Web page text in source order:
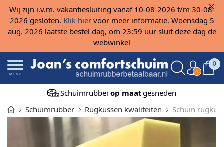
Wij zijn i.v.m. vakantiesluiting vanaf 10-08-2026 t/m 30-08-
2026 gesloten. Klik hiervoor meer informatie. Woensdag 5
aug. 2026 laatste bestel dag, om 23:59 uur sluit deze dag de
webwinkel
MENU
0
Schuimrubberop maatgesneden
Schuimrubber
Rugkussen kwaliteiten Schuin